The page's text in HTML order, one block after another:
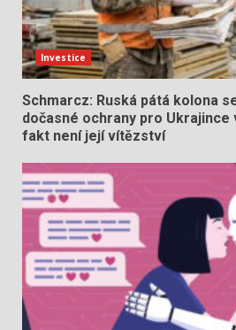
Investice
Schmarcz: Ruská pátá kolona
dočasné ochrany pro
fakt není její vítězství